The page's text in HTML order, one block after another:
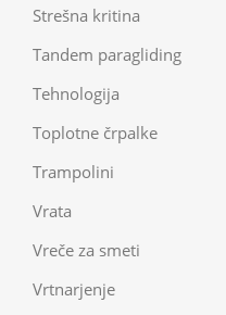
Strešna kritina
Tandem paragliding
Tehnologija
Toplotne črpalke
Trampolini
Vrata
Vreče za smeti
Vrtnarjenje